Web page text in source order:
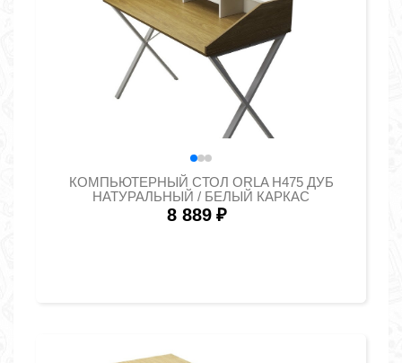
КОМПЬЮТЕРНЫЙ СТОЛ ORLA H475 ДУБ
НАТУРАЛЬНЫЙ / БЕЛЫЙ КАРКАС
8 889 ₽